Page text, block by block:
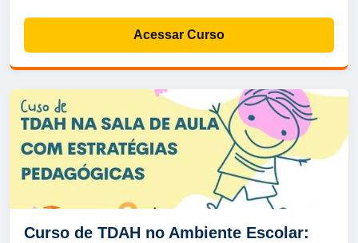
Acessar Curso
Curso de TDAH no Ambiente Escolar: